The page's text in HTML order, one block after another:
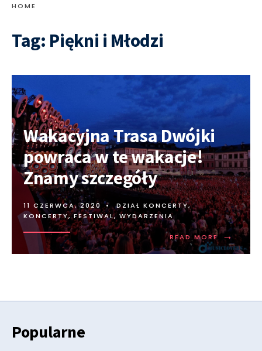
HOME
Tag: Piękni i Młodzi
Wakacyjna Trasa Dwójki
powraca w te wakacje!
Znamy szczegóły
11 CZERWCA, 2020 • DZIAŁ KONCERTY,
KONCERTY, FESTIWAL, WYDARZENIA
READ MORE →
Popularne